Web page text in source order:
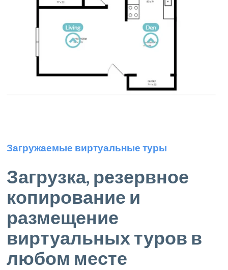
Загружаемые виртуальные туры
Загрузка, резервное
копирование и
размещение
виртуальных туров в
любом месте